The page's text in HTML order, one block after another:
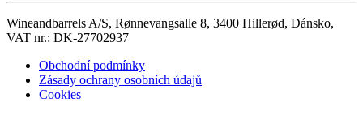
Wineandbarrels A/S, Rønnevangsalle 8, 3400 Hillerød, Dánsko,
VAT nr.: DK-27702937
Obchodní podmínky
Zásady ochrany osobních údajů
Cookies